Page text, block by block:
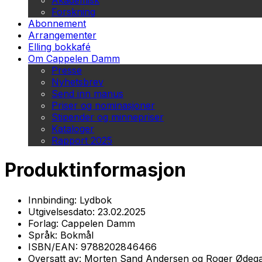
Forskning
Abonnement
Arrangementer
Elling bokkafé
Om Cappelen Damm
Presse
Nyhetsbrev
Send inn manus
Priser og nominasjoner
Stipender og minnepriser
Kataloger
Rapport 2025
Produktinformasjon
Innbinding: Lydbok
Utgivelsesdato: 23.02.2025
Forlag: Cappelen Damm
Språk: Bokmål
ISBN/EAN: 9788202846466
Oversatt av: Morten Sand Andersen og Roger